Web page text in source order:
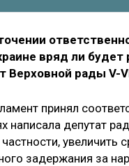
вряд ли
Верховной рады
принял
написала депутат
увеличить
задержания за